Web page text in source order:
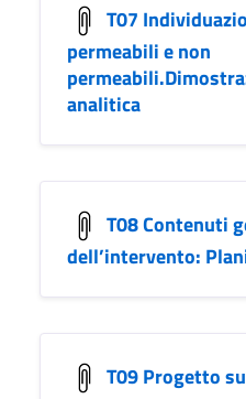
T07
permeabili e non
analitica
T08 Contenuti
dell’intervento:
T09 Progetto